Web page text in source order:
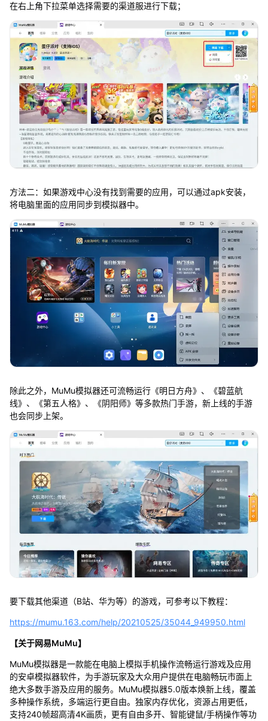
在右上角下拉菜单选择需要的渠道服进行下载；
方法二：如果游戏中心没有找到需要的应用，可以通过apk安装，
将电脑里面的应用同步到模拟器中。
除此之外，MuMu模拟器还可流畅运行《明日方舟》、《碧蓝航
线》、《第五人格》、《阴阳师》等多款热门手游，新上线的手游
也会同步上架。
要下载其他渠道（B站、华为等）的游戏，可参考以下教程：
https://mumu.163.com/help/20210525/35044_949950.html
【关于网易MuMu】
MuMu模拟器是一款能在电脑上模拟手机操作流畅运行游戏及应用
的安卓模拟器软件，为手游玩家及大众用户提供在电脑畅玩市面上
绝大多数手游及应用的服务。MuMu模拟器5.0版本焕新上线，覆盖
多种操作系统，多端运行更自由。独家内存优化，资源占用更低，
支持240帧超高清4K画质，更有自由多开、智能键鼠/手柄操作等功